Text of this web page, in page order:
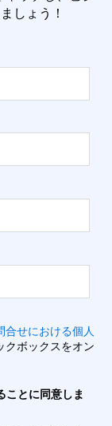
しょう！
合せにおける個人
クボックスをオン
ことに同意しま